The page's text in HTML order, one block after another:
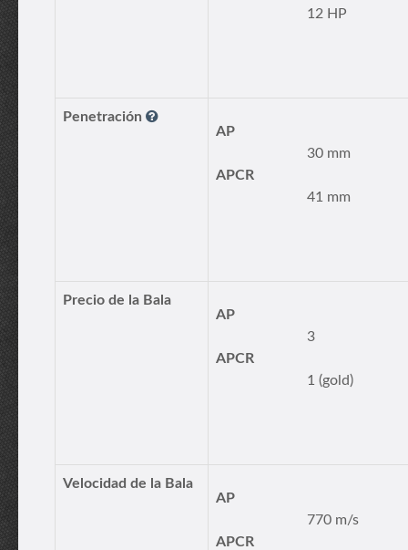
12 HP
Penetración
AP
30 mm
APCR
41 mm
Precio de la Bala
AP
3
APCR
1 (gold)
Velocidad de la Bala
AP
770 m/s
APCR